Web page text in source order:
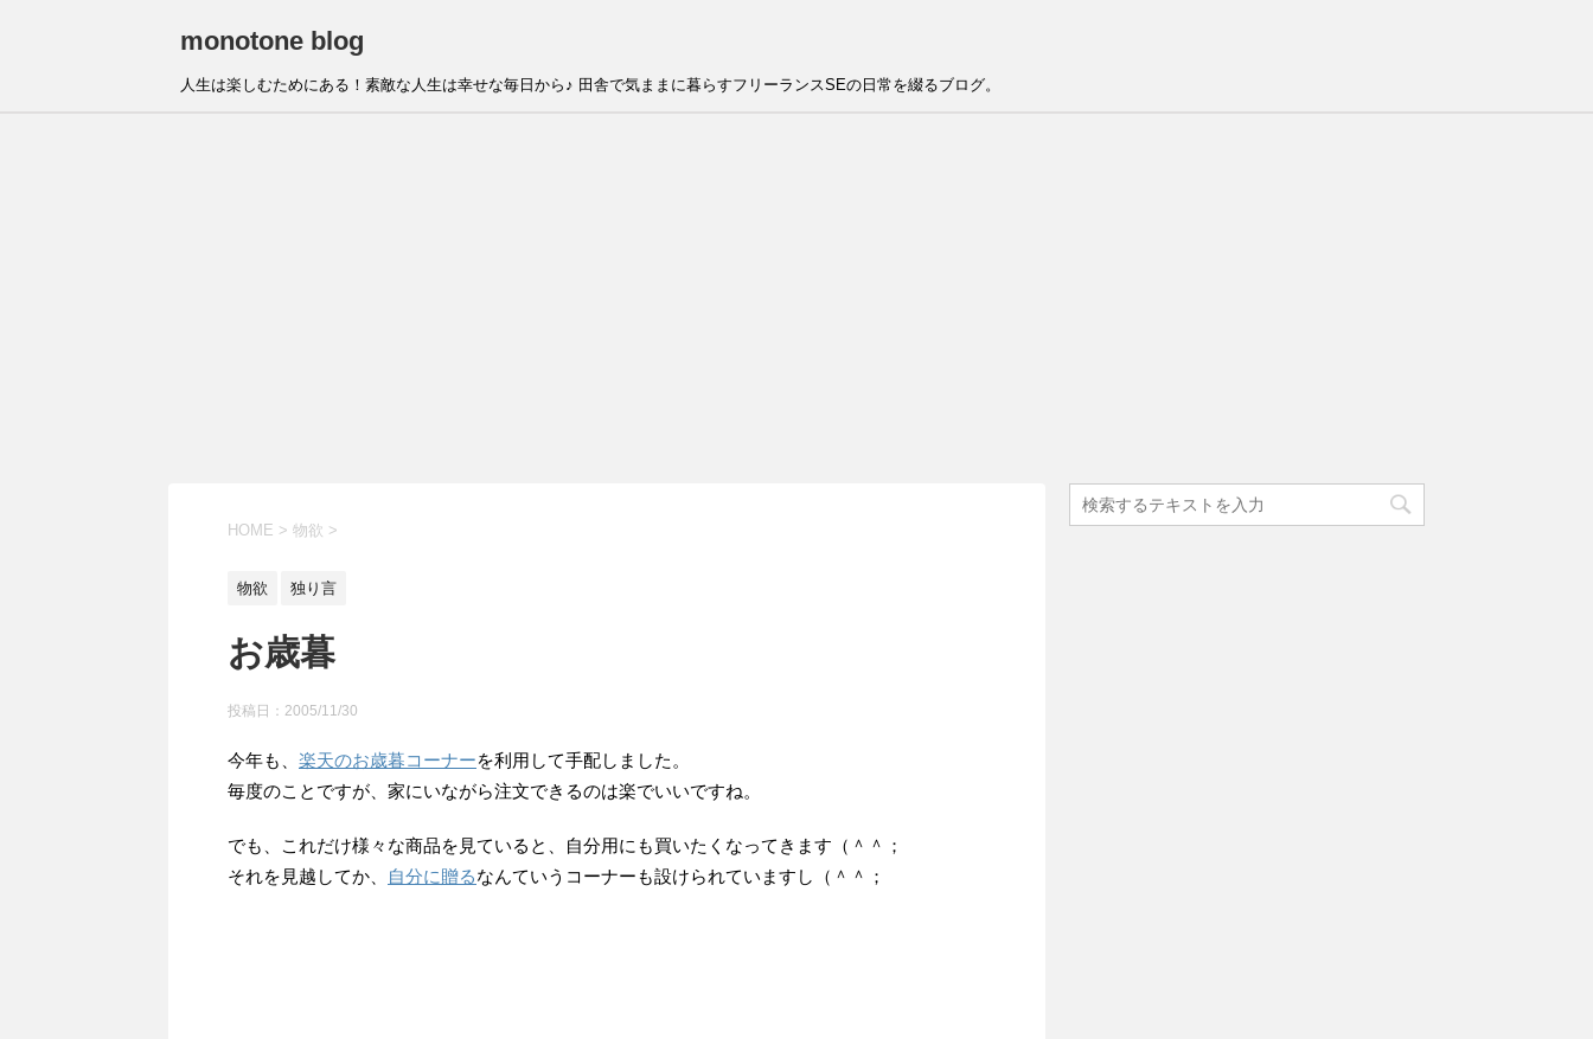
monotone blog
人生は楽しむためにある！素敵な人生は幸せな毎日から♪ 田舎で気ままに暮らすフリーランスSEの日常を綴るブログ。
HOME > 物欲 >
物欲 独り言
お歳暮
投稿日： 2005/11/30
今年も、 楽天のお歳暮コーナーを利用して手配しました。
毎度のことですが、家にいながら注文できるのは楽でいいですね。
でも、これだけ様々な商品を見ていると、自分用にも買いたくなってきます（＾＾；
それを見越してか、
自分に贈るなんていうコーナーも設けられていますし（＾＾；